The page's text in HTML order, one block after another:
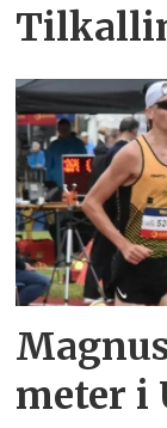
meter i